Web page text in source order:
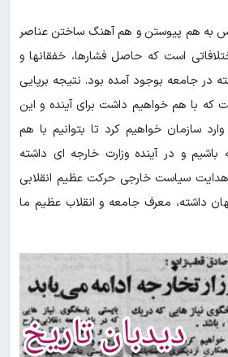
به هم پیوستن و هم آهنگ ساختن عناصر
است که حاصل فشارها، خفقانها و
در جامعه بوجود آمده بود. نتیجه برپایی
که با هم‌ خواهیم داشت برای آینده و این
سازمان خواهیم کرد تا بتوانیم با هم
باشیم و در آینده وزارت خارجه ای داشته
هدایت سیاست خارجی حرکت عظیم انقلابی
داشته، معرف جامعه و انقلاب عظیم‌ ما